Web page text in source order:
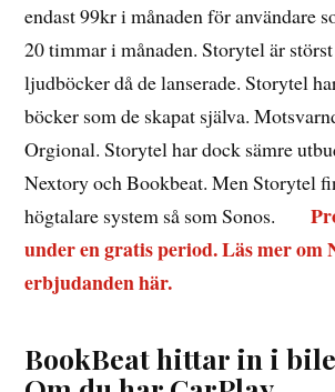
endast 99kr i månaden för användare
20 timmar i månaden. Storytel är
ljudböcker då de lanserade. Storytel
böcker som de skapat själva.
Orgional. Storytel har dock sämre
Nextory och Bookbeat. Men Storytel
högtalare system så som Sonos.
under en gratis period. Läs mer om
erbjudanden här.
BookBeat hittar in i